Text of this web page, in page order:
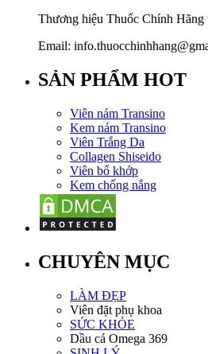
Thương hiệu Thuốc Chính Hãng
Email:
SẢN PHẨM HOT
Viên nám Transino
Kem nám Transino
Viên Trắng Da
Collagen Shiseido
Viên bổ khớp
Kem chống nắng
CHUYÊN MỤC
LÀM ĐẸP
Viên đặt phụ khoa
SỨC KHỎE
Dầu cá Omega 369